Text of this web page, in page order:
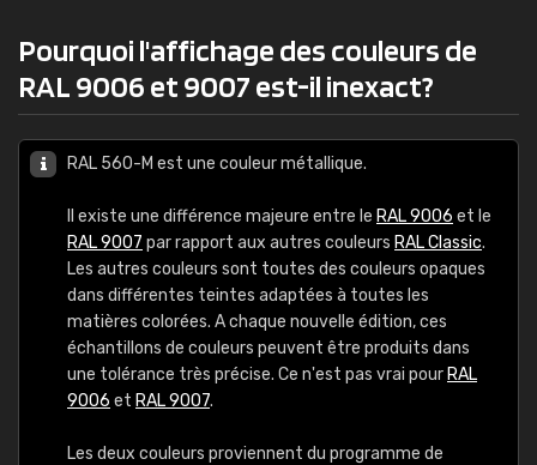
Pourquoi l'affichage des couleurs de
RAL 9006 et 9007 est-il inexact?
RAL 560-M est une couleur métallique.
Il existe une différence majeure entre le RAL 9006 et le
RAL 9007 par rapport aux autres couleurs RAL Classic.
Les autres couleurs sont toutes des couleurs opaques
dans différentes teintes adaptées à toutes les
matières colorées. A chaque nouvelle édition, ces
échantillons de couleurs peuvent être produits dans
une tolérance très précise. Ce n'est pas vrai pour RAL
9006 et RAL 9007.
Les deux couleurs proviennent du programme de